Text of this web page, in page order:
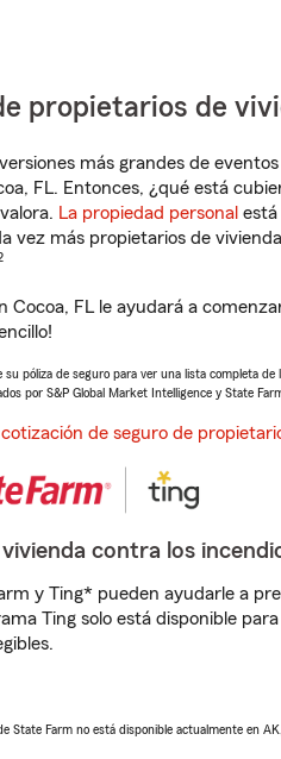
propietarios de
más grandes de
FL. Entonces, ¿qué está
La propiedad personal está
vez más propietarios de
Cocoa, FL le ayudará a
su póliza de seguro para ver una lista completa
por S&P Global Market Intelligence y State
cotización de seguro de
contra los
y Ting* pueden ayudarle a
Ting solo está disponible
State Farm no está disponible actualmente en